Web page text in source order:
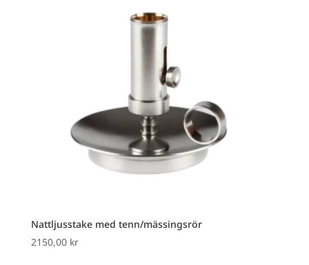
Nattljusstake med tenn/mässingsrör
2150,00 kr